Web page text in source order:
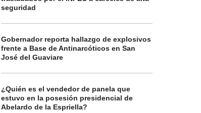
seguridad
Gobernador reporta hallazgo de explosivos
frente a Base de Antinarcóticos en San
José del Guaviare
¿Quién es el vendedor de panela que
estuvo en la posesión presidencial de
Abelardo de la Espriella?